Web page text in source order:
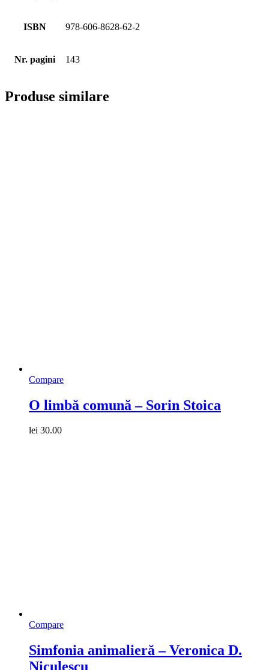
ISBN 978-606-8628-62-2
Nr. pagini 143
Produse similare
Compare
O limbă comună – Sorin Stoica
lei 30.00
Compare
Simfonia animalieră – Veronica D.
Niculescu